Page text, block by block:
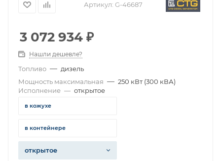
Артикул: G-46687
3 072 934 ₽
Нашли дешевле?
Топливо — дизель
Мощность максимальная — 250 кВт (300 кВА)
Исполнение — открытое
в кожухе
в контейнере
открытое